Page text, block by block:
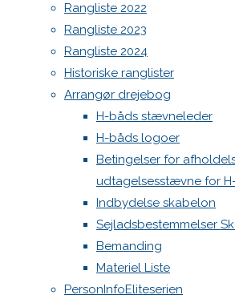
Rangliste 2022
Rangliste 2023
Rangliste 2024
Historiske ranglister
Arrangør drejebog
H-båds stævneleder
H-båds logoer
Betingelser for
udtagelsesstævne for
Indbydelse skabelon
Sejladsbestemmelser
Bemanding
Materiel Liste
PersonInfoEliteserien
Din e-
mailadresse
vil ikke
blive
publiceret.
Krævede
felter er
markeret
*
Comment